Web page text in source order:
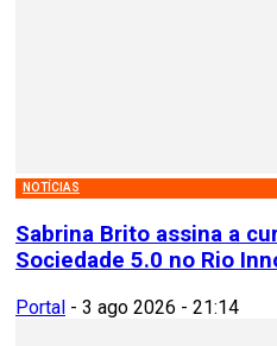
NOTÍCIAS
Sabrina Brito assina a
Sociedade 5.0 no Rio
Portal - 3 ago 2026 - 21:14